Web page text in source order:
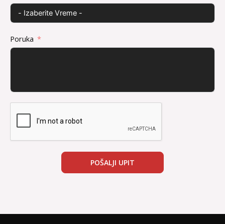
Poruka
POŠALJI UPIT